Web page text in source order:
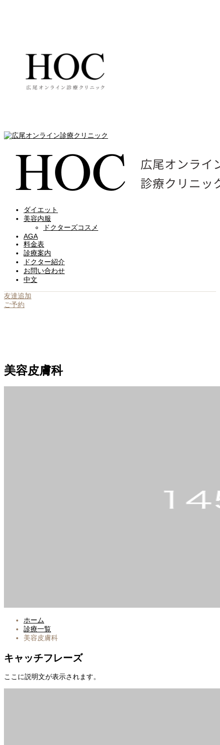
ダイエット
美容内服
ドクターズコスメ
AGA
料金表
診療案内
ドクター紹介
お問い合わせ
中文
友達追加
ご予約
美容皮膚科
ホーム
診療一覧
美容皮膚科
キャッチフレーズ
ここに説明文が表示されます。